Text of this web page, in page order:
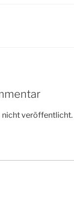
nicht veröffentlicht.